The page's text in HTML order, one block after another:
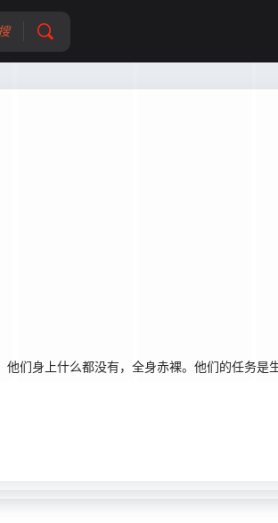
身上什么都没有，全身赤裸。他们的任务是生